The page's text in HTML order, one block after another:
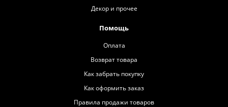
Декор и прочее
Помощь
Оплата
Возврат товара
Как забрать покупку
Как оформить заказ
Правила продажи товаров